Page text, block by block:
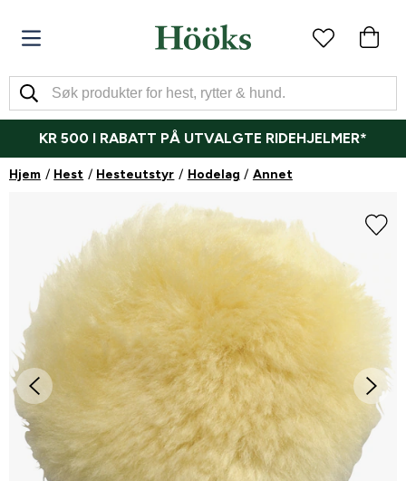
KR 500 I RABATT PÅ UTVALGTE RIDEHJELMER*
Hjem Hest Hesteutstyr Hodelag Annet